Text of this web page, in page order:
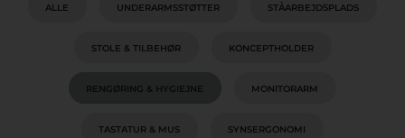
ALLE UNDERARMSSTØTTER STÅARBEJDSPLADS
STOLE & TILBEHØR KONCEPTHOLDER
RENGØRING & HYGIEJNE MONITORARM
TASTATUR & MUS SYNSERGONOMI